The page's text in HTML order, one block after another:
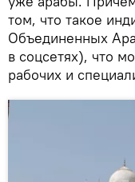
том, что такое
Объединенных
в соцсетях), что
рабочих и